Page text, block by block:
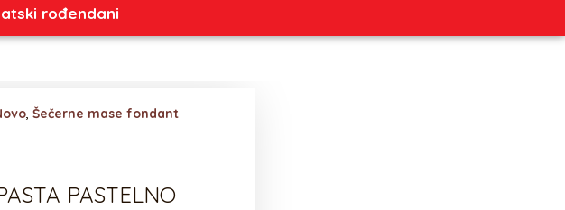
rođendani
, Šečerne mase fondant
PASTELNO